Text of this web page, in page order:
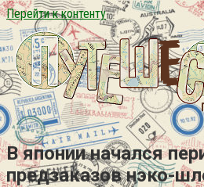
Перейти к контенту
В японии начался
предзаказов нэко-